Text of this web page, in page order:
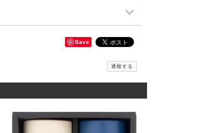
Save
通報する